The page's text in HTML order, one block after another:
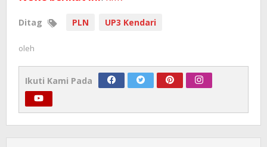
Ditag PLN UP3 Kendari
oleh
Ikuti Kami Pada